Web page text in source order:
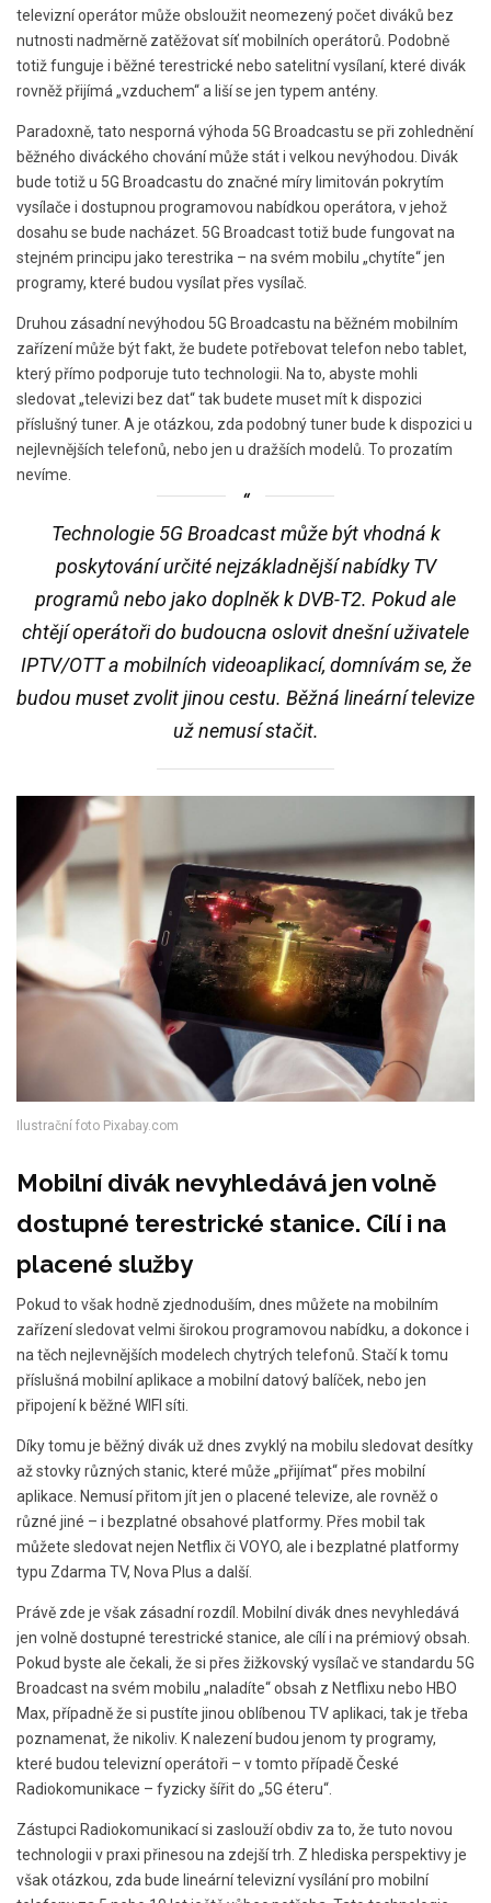
televizní operátor může obsloužit neomezený počet diváků bez
nutnosti nadměrně zatěžovat síť mobilních operátorů. Podobně
totiž funguje i běžné terestrické nebo satelitní vysílaní, které divák
rovněž přijímá „vzduchem“ a liší se jen typem antény.
Paradoxně, tato nesporná výhoda 5G Broadcastu se při zohlednění
běžného diváckého chování může stát i velkou nevýhodou. Divák
bude totiž u 5G Broadcastu do značné míry limitován pokrytím
vysílače i dostupnou programovou nabídkou operátora, v jehož
dosahu se bude nacházet. 5G Broadcast totiž bude fungovat na
stejném principu jako terestrika – na svém mobilu „chytíte“ jen
programy, které budou vysílat přes vysílač.
Druhou zásadní nevýhodou 5G Broadcastu na běžném mobilním
zařízení může být fakt, že budete potřebovat telefon nebo tablet,
který přímo podporuje tuto technologii. Na to, abyste mohli
sledovat „televizi bez dat“ tak budete muset mít k dispozici
příslušný tuner. A je otázkou, zda podobný tuner bude k dispozici u
nejlevnějších telefonů, nebo jen u dražších modelů. To prozatím
nevíme.
Technologie 5G Broadcast může být vhodná k
poskytování určité nejzákladnější nabídky TV
programů nebo jako doplněk k DVB-T2. Pokud ale
chtějí operátoři do budoucna oslovit dnešní uživatele
IPTV/OTT a mobilních videoaplikací, domnívám se, že
budou muset zvolit jinou cestu. Běžná lineární televize
už nemusí stačit.
Ilustrační foto Pixabay.com
Mobilní divák nevyhledává jen volně
dostupné terestrické stanice. Cílí i na
placené služby
Pokud to však hodně zjednoduším, dnes můžete na mobilním
zařízení sledovat velmi širokou programovou nabídku, a dokonce i
na těch nejlevnějších modelech chytrých telefonů. Stačí k tomu
příslušná mobilní aplikace a mobilní datový balíček, nebo jen
připojení k běžné WIFI síti.
Díky tomu je běžný divák už dnes zvyklý na mobilu sledovat desítky
až stovky různých stanic, které může „přijímat“ přes mobilní
aplikace. Nemusí přitom jít jen o placené televize, ale rovněž o
různé jiné – i bezplatné obsahové platformy. Přes mobil tak
můžete sledovat nejen Netflix či VOYO, ale i bezplatné platformy
typu Zdarma TV, Nova Plus a další.
Právě zde je však zásadní rozdíl. Mobilní divák dnes nevyhledává
jen volně dostupné terestrické stanice, ale cílí i na prémiový obsah.
Pokud byste ale čekali, že si přes žižkovský vysílač ve standardu 5G
Broadcast na svém mobilu „naladíte“ obsah z Netflixu nebo HBO
Max, případně že si pustíte jinou oblíbenou TV aplikaci, tak je třeba
poznamenat, že nikoliv. K nalezení budou jenom ty programy,
které budou televizní operátoři – v tomto případě České
Radiokomunikace – fyzicky šířit do „5G éteru“.
Zástupci Radiokomunikací si zaslouží obdiv za to, že tuto novou
technologii v praxi přinesou na zdejší trh. Z hlediska perspektivy je
však otázkou, zda bude lineární televizní vysílání pro mobilní